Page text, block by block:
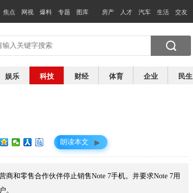
焦点 网视 爆料 专题 图库 房产 人才 汽车 生活 交友
娱乐 科技 财经 体育 企业 民生
朗读本文 ►
和零售合作伙伴停止销售Note 7手机。并要求Note 7用
。